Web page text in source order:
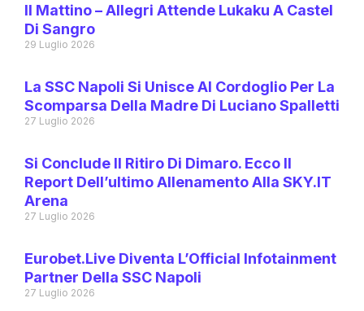
Il Mattino – Allegri Attende Lukaku A Castel
Di Sangro
29 Luglio 2026
La SSC Napoli Si Unisce Al Cordoglio Per La
Scomparsa Della Madre Di Luciano Spalletti
27 Luglio 2026
Si Conclude Il Ritiro Di Dimaro. Ecco Il
Report Dell’ultimo Allenamento Alla SKY.IT
Arena
27 Luglio 2026
Eurobet.live Diventa L’Official Infotainment
Partner Della SSC Napoli
27 Luglio 2026